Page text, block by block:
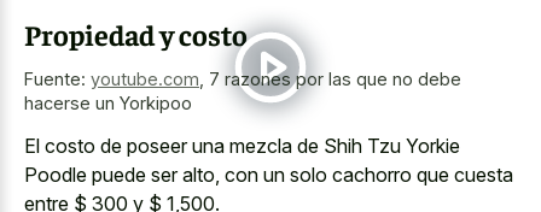
Propiedad y costo
Fuente: youtube.com 7 razones por las que no debe
hacerse un Yorkipoo
El costo de poseer una mezcla de Shih Tzu Yorkie
Poodle puede ser alto, con un solo cachorro que cuesta
entre $ 300 y $ 1,500.